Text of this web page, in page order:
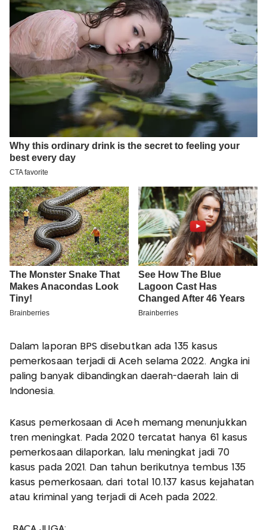
Dalam laporan BPS disebutkan ada 135 kasus
pemerkosaan terjadi di Aceh selama 2022. Angka ini
paling banyak dibandingkan daerah-daerah lain di
Indonesia.
Kasus pemerkosaan di Aceh memang menunjukkan
tren meningkat. Pada 2020 tercatat hanya 61 kasus
pemerkosaan dilaporkan, lalu meningkat jadi 70
kasus pada 2021. Dan tahun berikutnya tembus 135
kasus pemerkosaan, dari total 10.137 kasus kejahatan
atau kriminal yang terjadi di Aceh pada 2022.